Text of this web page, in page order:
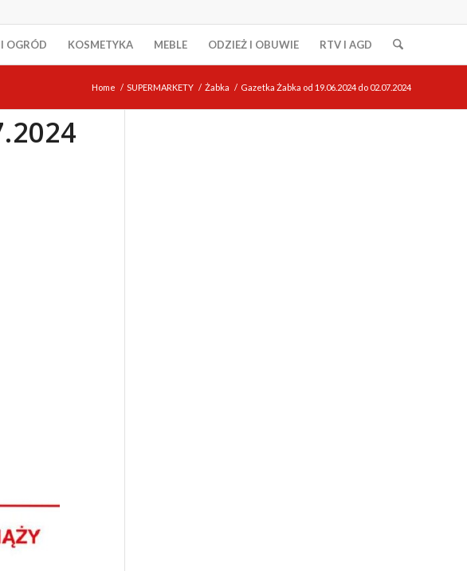
OGRÓD KOSMETYKA MEBLE ODZIEŻ I OBUWIE RTV I AGD
Home / SUPERMARKETY / Żabka / Gazetka Żabka od 19.06.2024 do 02.07.2024